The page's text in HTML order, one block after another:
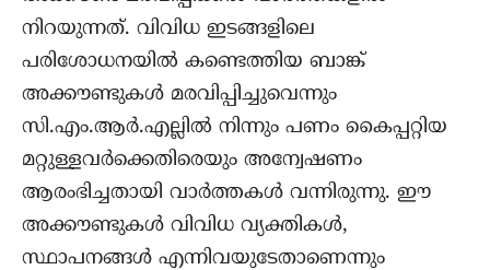
നിറയുന്നത്. വിവിധ ഇടങ്ങളിലെ
പരിശോധനയിൽ കണ്ടെത്തിയ ബാങ്ക്
അക്കൗണ്ടുകൾ മരവിപ്പിച്ചുവെന്നും
സി.എം.ആർ.എല്ലിൽ നിന്നും പണം കൈപ്പറ്റിയ
മറ്റുള്ളവർക്കെതിരെയും അന്വേഷണം
ആരംഭിച്ചതായി വാർത്തകൾ വന്നിരുന്നു. ഈ
അക്കൗണ്ടുകൾ വിവിധ വ്യക്തികൾ,
സ്ഥാപനങ്ങൾ എന്നിവയുടേതാണെന്നും